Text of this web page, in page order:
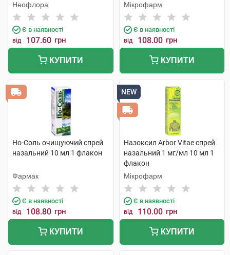
Неофлора
Є в наявності
від 107.60 грн
КУПИТИ
Мікрофарм
Є в наявності
від 108.00 грн
КУПИТИ
Но-Соль очищуючий спрей
назальний 10 мл 1 флакон
Фармак
Є в наявності
від 108.80 грн
КУПИТИ
NEW
Назоксил Arbor Vitae спрей
назальний 1 мг/мл 10 мл 1
флакон
Мікрофарм
Є в наявності
від 110.00 грн
КУПИТИ